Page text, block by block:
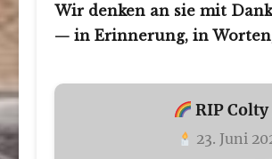
Wir denken an sie mit
— in Erinnerung, in
RIP Colty
23. Juni